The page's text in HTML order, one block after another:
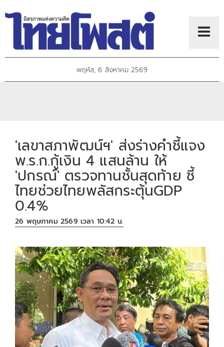
พฤหัส, 6 สิงหาคม 2569
'เลขาสภาพัฒน์ฯ​' ส่งร่าง​คำชี้แจง
พ.ร.ก.กู้เงิน 4 แสนล้าน​ ให้​
'ปกรณ์​' ตรวจทานชั้นสุดท้าย ชี้
ไทยช่วยไทยพลัส​กระตุ้นGDP
0.4%
26 พฤษภาคม 2569 เวลา 10:42 น.